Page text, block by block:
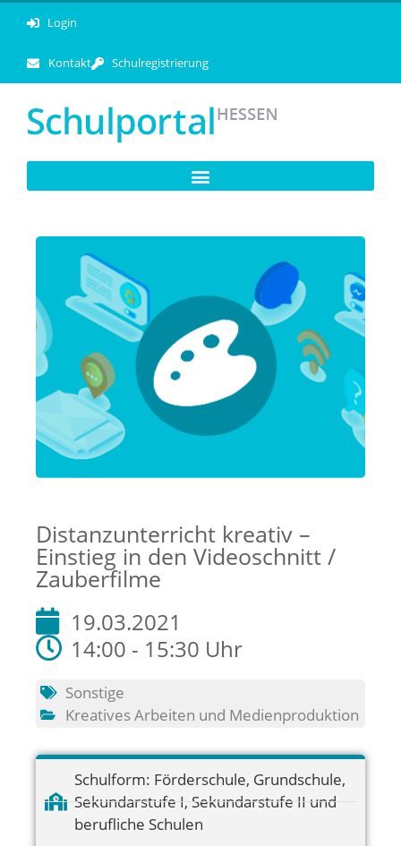
Login
Kontakt Schulregistrierung
Distanzunterricht kreativ –
Einstieg in den Videoschnitt /
Zauberfilme
19.03.2021
14:00 - 15:30 Uhr
Sonstige
Kreatives Arbeiten und Medienproduktion
Schulform: Förderschule, Grundschule,
Sekundarstufe I, Sekundarstufe II und
berufliche Schulen